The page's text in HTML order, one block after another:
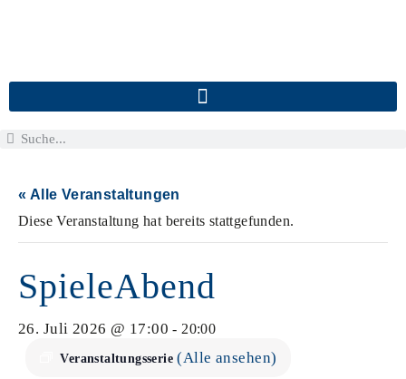
« Alle Veranstaltungen
Diese Veranstaltung hat bereits stattgefunden.
SpieleAbend
26. Juli 2026 @ 17:00 - 20:00
Veranstaltungsserie(Alle ansehen)